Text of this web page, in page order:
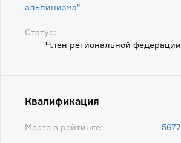
альпинизма"
Статус:
Член региональной федерации
Квалификация
Место в рейтинге: 5677